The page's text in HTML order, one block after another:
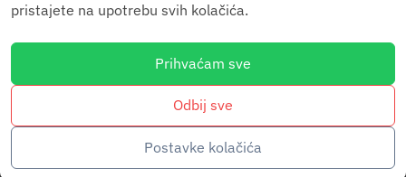
Izrada web stranica Rijeka| Croator Web Studio
pristajete na upotrebu svih kolačića.
Postavke kolačića
Odbij sve
Prihvaćam sve